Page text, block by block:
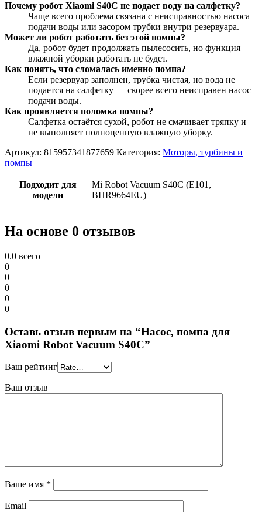
Почему робот Xiaomi S40C не подает воду на салфетку?
Чаще всего проблема связана с неисправностью насоса
подачи воды или засором трубки внутри резервуара.
Может ли робот работать без этой помпы?
Да, робот будет продолжать пылесосить, но функция
влажной уборки работать не будет.
Как понять, что сломалась именно помпа?
Если резервуар заполнен, трубка чистая, но вода не
подается на салфетку — скорее всего неисправен насос
подачи воды.
Как проявляется поломка помпы?
Салфетка остаётся сухой, робот не смачивает тряпку и
не выполняет полноценную влажную уборку.
Артикул: 815957341877659 Категория: Моторы, турбины и
помпы
Подходит для
модели
Mi Robot Vacuum S40С (E101,
BHR9664EU)
На основе 0 отзывов
0.0 всего
0
0
0
0
0
Оставь отзыв первым на “Насос, помпа для
Xiaomi Robot Vacuum S40C”
Ваш рейтинг
Ваш отзыв
Ваше имя *
Email